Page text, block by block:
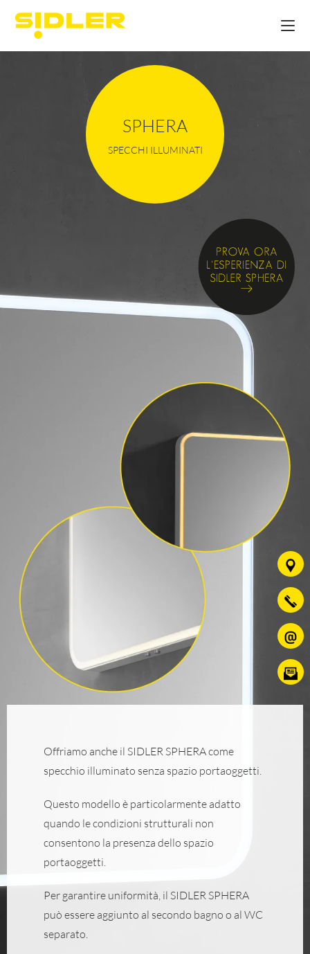
SPHERA
SPECCHI ILLUMINATI
Offriamo anche il SIDLER SPHERA come
specchio illuminato senza spazio portaoggetti.
Questo modello è particolarmente adatto
quando le condizioni strutturali non
consentono la presenza dello spazio
portaoggetti.
Per garantire uniformità, il SIDLER SPHERA
può essere aggiunto al secondo bagno o al WC
separato.